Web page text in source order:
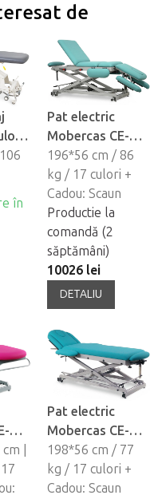
de
în
Pat electric
Mobercas CE-
0197-R
196*56 cm / 86
kg / 17 culori +
Cadou: Scaun
Productie la
comandă (2
săptămâni)
10026 lei
DETALIU
|
Pat electric
Mobercas CE-
0177-R
198*56 cm / 77
kg / 17 culori +
Cadou: Scaun